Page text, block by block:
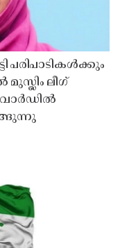
പരിപാടികൾക്കും
ലീഗ്
വാർഡിൽ